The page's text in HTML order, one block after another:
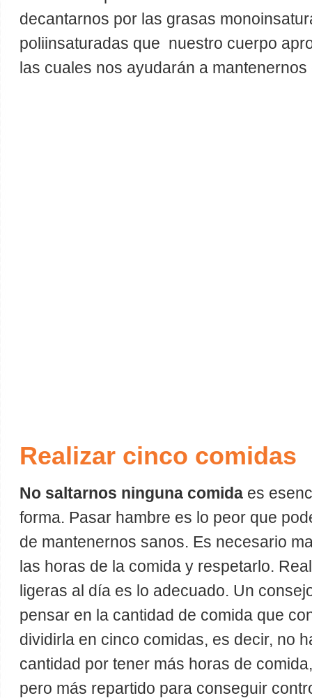
decantarnos por las grasas
poliinsaturadas que nuestro cuerpo
las cuales nos ayudarán a
Realizar cinco comidas
No saltarnos ninguna comida es
forma. Pasar hambre es lo peor que
de mantenernos sanos. Es necesario
las horas de la comida y respetarlo.
ligeras al día es lo adecuado. Un
pensar en la cantidad de comida que
dividirla en cinco comidas, es decir, no
cantidad por tener más horas de
pero más repartido para conseguir